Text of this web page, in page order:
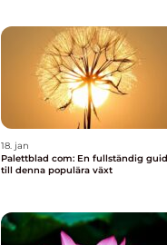
18. jan
Palettblad com: En fullständig
till denna populära växt